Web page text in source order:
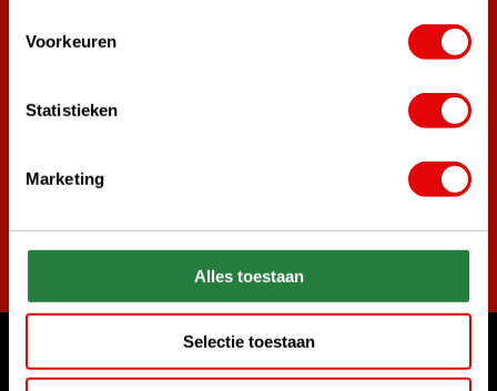
Voorkeuren
Statistieken
Marketing
Alles toestaan
Selectie toestaan
Meer dan 38.000 klanten hebben zich al
Word ook lid van de nieuwsbrief en mis nooit meer de beste
golf aanbiedingen!
Abonneer
Waar kunnen we u mee helpen?